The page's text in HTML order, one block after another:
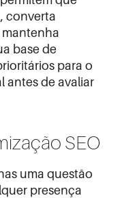
converta
base de
para o
antes de avaliar
SEO
uma questão
presença